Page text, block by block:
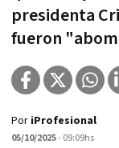
presidenta
fueron
Por iProfesional
05/10/2025- 09:09hs